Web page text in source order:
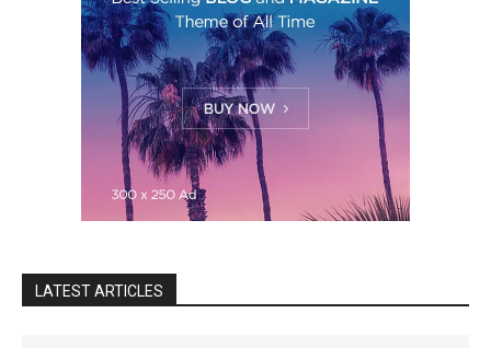
LATEST ARTICLES